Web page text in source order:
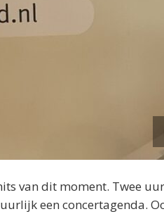
van dit moment. Twee
een concertagenda.